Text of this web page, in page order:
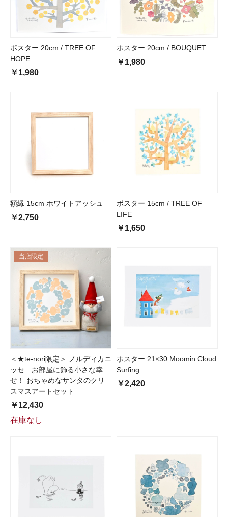
ポスター 20cm / TREE OF
HOPE
￥1,980
ポスター 20cm / BOUQUET
￥1,980
額縁 15cm ホワイトアッシュ
￥2,750
ポスター 15cm / TREE OF
LIFE
￥1,650
当店限定
＜★te-nori限定＞ ノルディカニ
ッセ お部屋に飾る小さな幸
せ！ おちゃめなサンタのクリ
スマスアートセット
￥12,430
在庫なし
ポスター 21×30 Moomin Cloud
Surfing
￥2,420